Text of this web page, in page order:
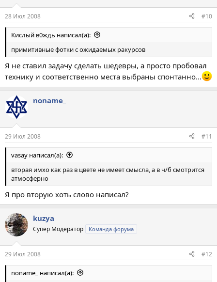
28 Июл 2008 #10
Кислый в0ждь написал(а):
примитивные фотки с ожидаемых ракурсов
Я не ставил задачу сделать шедевры, а просто пробовал
технику и соответственно места выбраны спонтанно...
noname_
29 Июл 2008 #11
vasay написал(а):
вторая имхо как раз в цвете не имеет смысла, а в ч/б смотрится
атмосферно
Я про вторую хоть слово написал?
kuzya
Супер Модератор Команда форума
29 Июл 2008 #12
noname_ написал(а):